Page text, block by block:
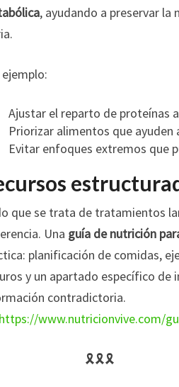
, ayudando a preservar la
Ajustar el reparto de proteínas
Priorizar alimentos que
Evitar enfoques extremos que
que se trata de tratamientos
Una guía de nutrición
planificación de comidas,
y un apartado específico de
contradictoria.
https://www.nutricionvive.com/
🎗🎗🎗